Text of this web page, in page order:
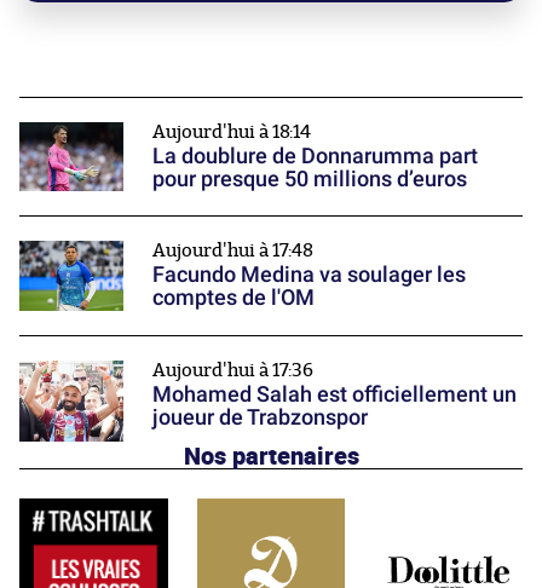
Aujourd'hui à 18:14
La doublure de Donnarumma part
pour presque 50 millions d’euros
Aujourd'hui à 17:48
Facundo Medina va soulager les
comptes de l'OM
Aujourd'hui à 17:36
Mohamed Salah est officiellement un
joueur de Trabzonspor
Nos partenaires